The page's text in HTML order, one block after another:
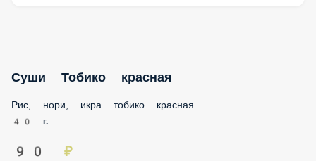
Суши Тобико красная
Рис, нори, икра тобико красная
40 г.
90 ₽